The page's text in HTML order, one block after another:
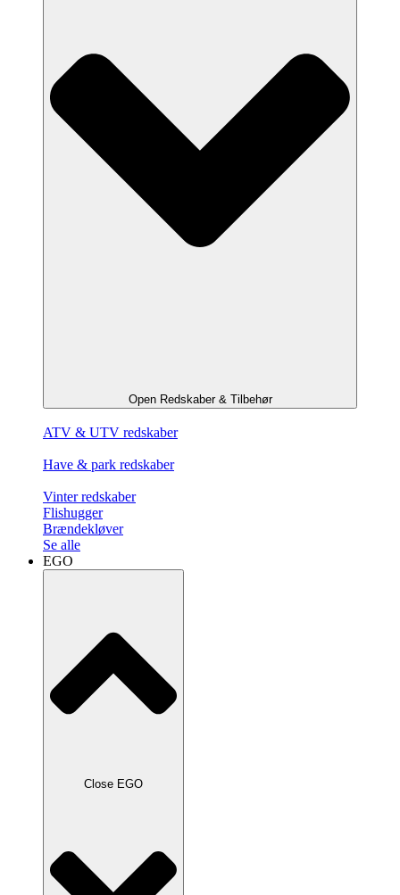
Open Redskaber & Tilbehør
ATV & UTV redskaber
Have & park redskaber
Vinter redskaber
Flishugger
Brændekløver
Se alle
EGO
Close EGO